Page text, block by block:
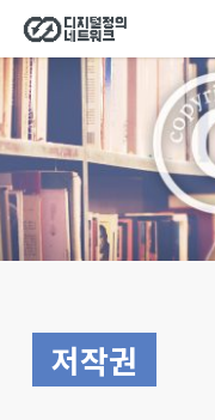
Skip
to
main
content
저작권